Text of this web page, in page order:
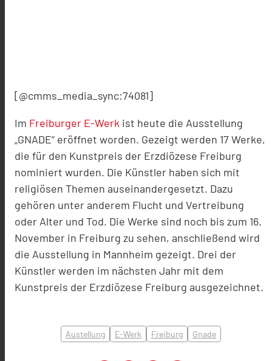
[@cmms_media_sync:74081]
Im Freiburger E-Werk ist heute die Ausstellung
„GNADE“ eröffnet worden. Gezeigt werden 17 Werke,
die für den Kunstpreis der Erzdiözese Freiburg
nominiert wurden. Die Künstler haben sich mit
religiösen Themen auseinandergesetzt. Dazu
gehören unter anderem Flucht und Vertreibung
oder Alter und Tod. Die Werke sind noch bis zum 16.
November in Freiburg zu sehen, anschließend wird
die Ausstellung in Mannheim gezeigt. Drei der
Künstler werden im nächsten Jahr mit dem
Kunstpreis der Erzdiözese Freiburg ausgezeichnet.
Austellung E-Werk Freiburg Gnade